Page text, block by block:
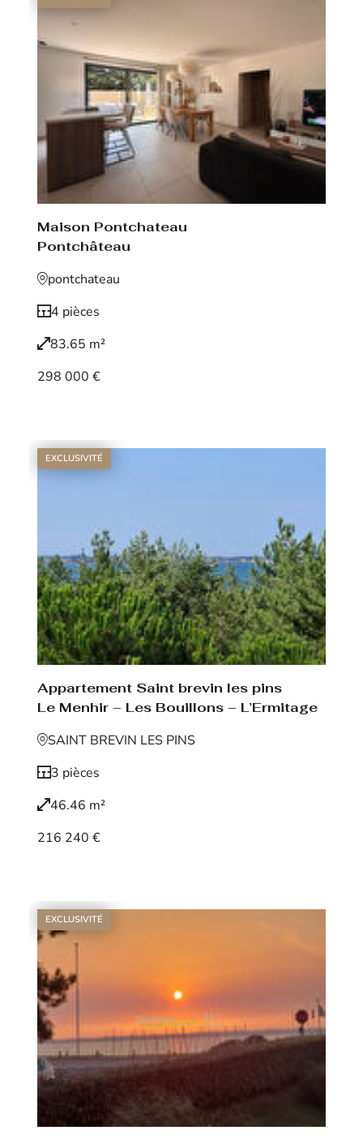
Maison Pontchateau
Pontchâteau
pontchateau
4 pièces
83.65 m²
298 000 €
EXCLUSIVITÉ
Appartement Saint brevin les pins
Le Menhir – Les Bouillons – L’Ermitage
SAINT BREVIN LES PINS
3 pièces
46.46 m²
216 240 €
EXCLUSIVITÉ